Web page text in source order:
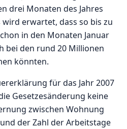
drei Monaten des Jahres
wird erwartet, dass so bis zu
in den Monaten Januar
bei den rund 20 Millionen
könnten.
für das Jahr 2007
Gesetzesänderung keine
zwischen Wohnung
der Zahl der Arbeitstage